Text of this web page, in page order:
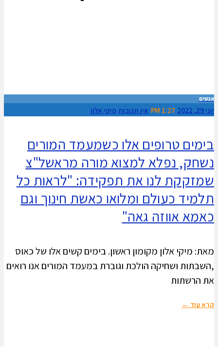
אנשים
יוני 29, 2022 1:27 PM אין תגובות מיקי אלון
בימים טרופים אלו כשמעמד המורים
נשחק, נפלא למצוא מורה מראשל"צ
שמזקקת לנו את תפקידה: "לראות כל
תלמיד כעולם ומלואו כאשת חינוך וגם
כאמא אווזה גאה"
מאת: מיקי אלון מקומון ראשון. בימים קשים אלו של כאוס
,השבתות ושחיקה הולכת וגוברת במעמד המורים אנו רואים
את הרשתות
קרא עוד ←